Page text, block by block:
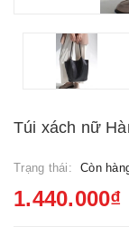
Túi xách nữ
Trạng thái: Còn
1.440.000₫